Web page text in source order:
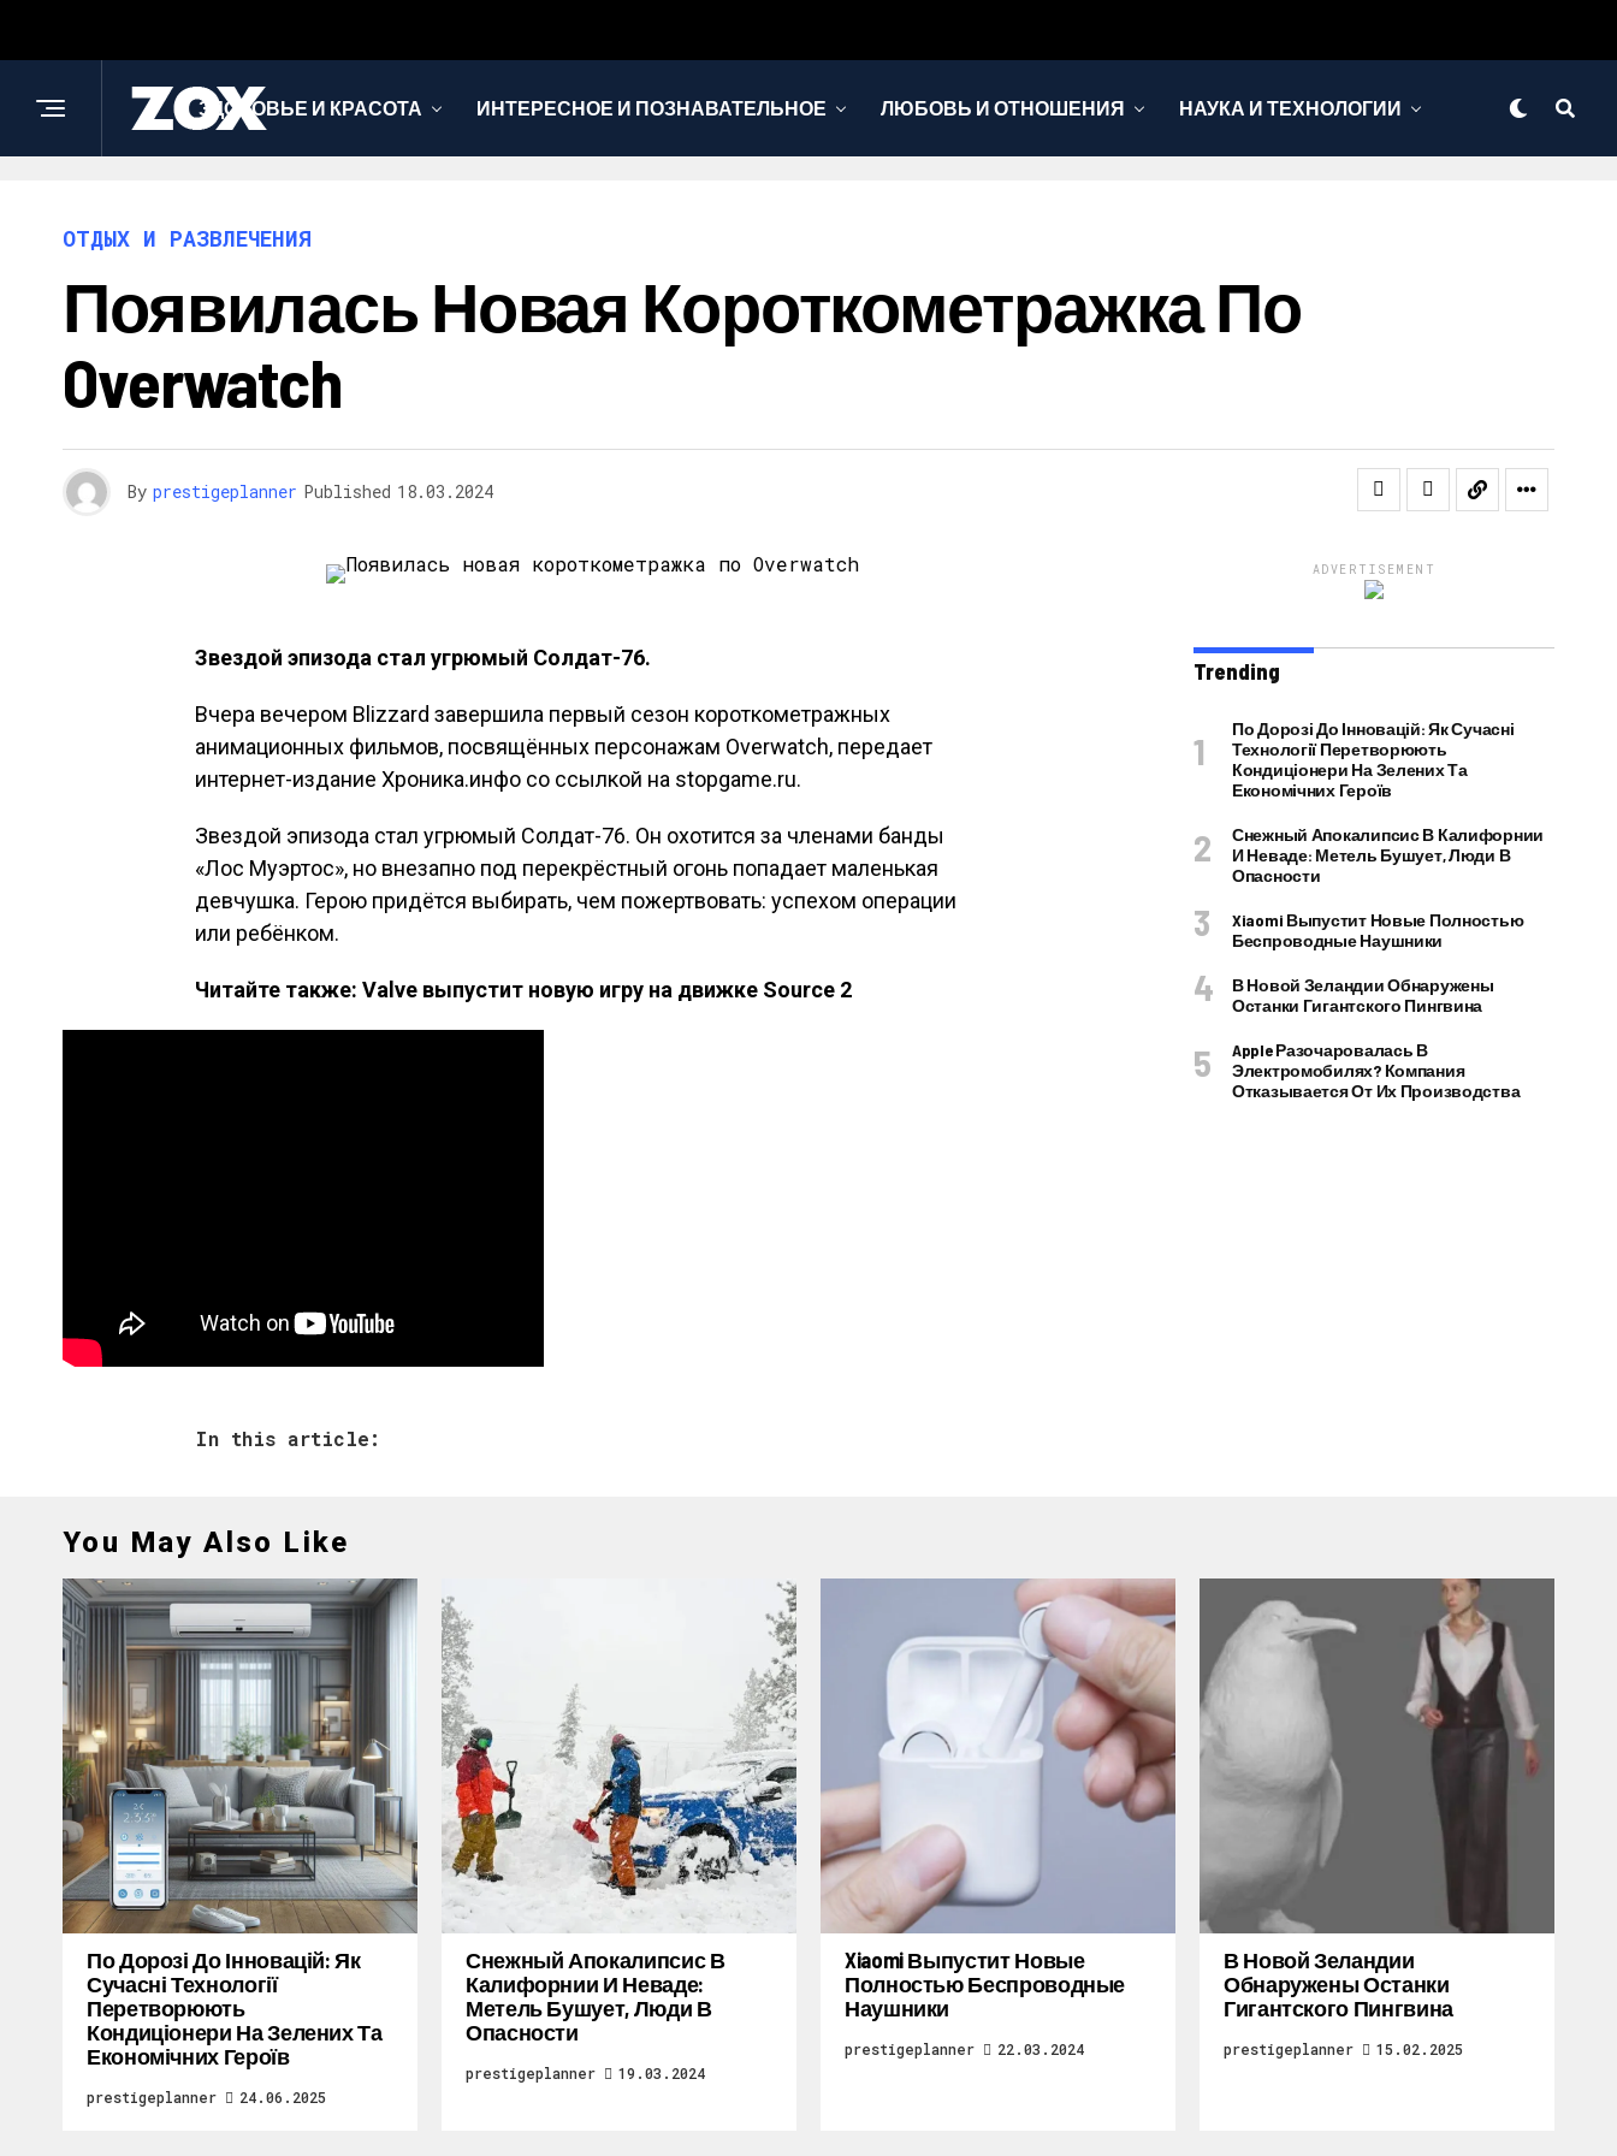
ЗДОРОВЬЕ И КРАСОТА ИНТЕРЕСНОЕ И ПОЗНАВАТЕЛЬНОЕ ЛЮБОВЬ И ОТНОШЕНИЯ НАУКА И ТЕХНОЛОГИИ
ОТДЫХ И РАЗВЛЕЧЕНИЯ
Появилась Новая Короткометражка По
Overwatch
By prestigeplanner Published 18.03.2024
Звездой эпизода стал угрюмый Солдат-76.
Вчера вечером Blizzard завершила первый сезон короткометражных
анимационных фильмов, посвящённых персонажам Overwatch, передает
интернет-издание Хроника.инфо со ссылкой на stopgame.ru.
Звездой эпизода стал угрюмый Солдат-76. Он охотится за членами банды
«Лос Муэртос», но внезапно под перекрёстный огонь попадает маленькая
девчушка. Герою придётся выбирать, чем пожертвовать: успехом операции
или ребёнком.
Читайте также: Valve выпустит новую игру на движке Source 2
In this article:
ADVERTISEMENT
Trending
По Дорозі До Інновацій: Як Сучасні
Технології Перетворюють
Кондиціонери На Зелених Та
Економічних Героїв
Снежный Апокалипсис В Калифорнии
И Неваде: Метель Бушует, Люди В
Опасности
Xiaomi Выпустит Новые Полностью
Беспроводные Наушники
В Новой Зеландии Обнаружены
Останки Гигантского Пингвина
Apple Разочаровалась В
Электромобилях? Компания
Отказывается От Их Производства
You May Also Like
По Дорозі До Інновацій: Як
Сучасні Технології
Перетворюють
Кондиціонери На Зелених Та
Економічних Героїв
prestigeplanner 24.06.2025
Снежный Апокалипсис В
Калифорнии И Неваде:
Метель Бушует, Люди В
Опасности
prestigeplanner 19.03.2024
Xiaomi Выпустит Новые
Полностью Беспроводные
Наушники
prestigeplanner 22.03.2024
В Новой Зеландии
Обнаружены Останки
Гигантского Пингвина
prestigeplanner 15.02.2025